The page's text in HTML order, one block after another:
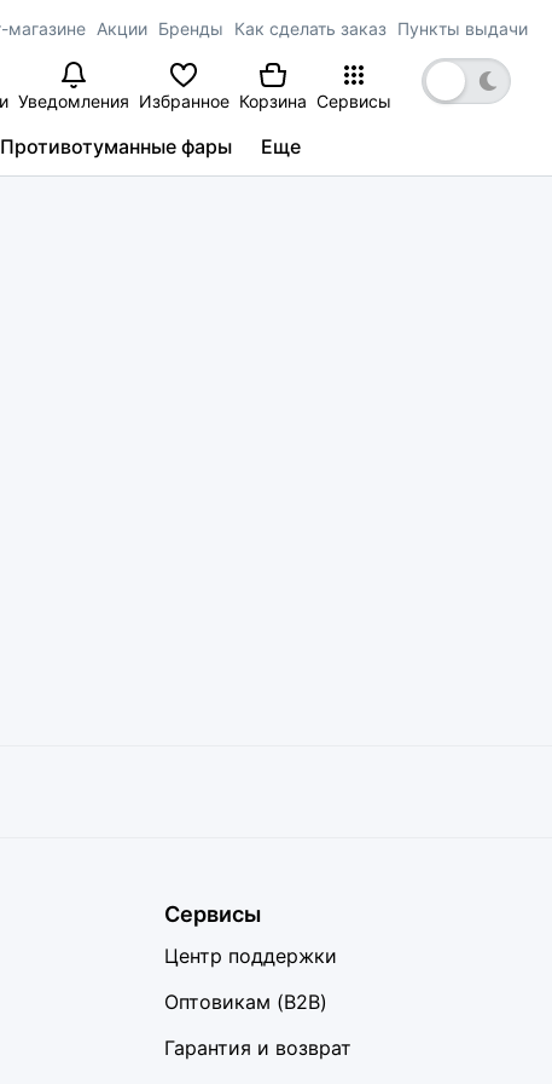
магазине Акции Бренды Как сделать заказ Пункты выдачи
Уведомления Избранное Корзина Сервисы
Противотуманные фары Еще
Сервисы
Центр поддержки
Оптовикам (B2B)
Гарантия и возврат